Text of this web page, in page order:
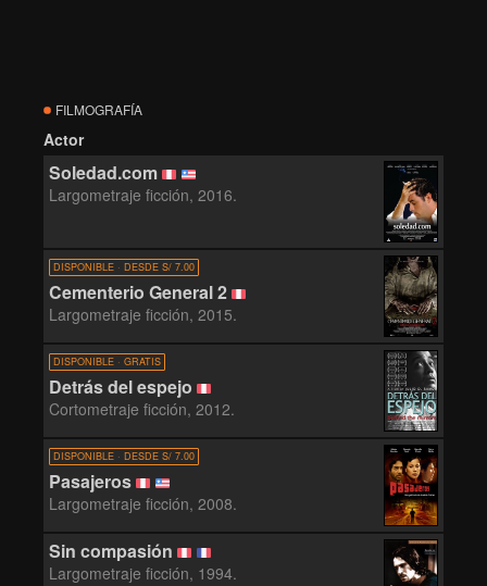
FILMOGRAFÍA
Actor
Soledad.com
Largometraje ficción, 2016.
DISPONIBLE · DESDE S/ 7.00
Cementerio General 2
Largometraje ficción, 2015.
DISPONIBLE · GRATIS
Detrás del espejo
Cortometraje ficción, 2012.
DISPONIBLE · DESDE S/ 7.00
Pasajeros
Largometraje ficción, 2008.
Sin compasión
Largometraje ficción, 1994.